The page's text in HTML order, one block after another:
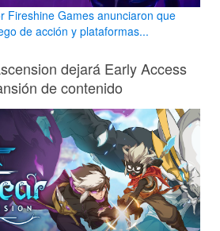
Fireshine Games anunciaron que
de acción y plataformas...
dejará Early Access
de contenido